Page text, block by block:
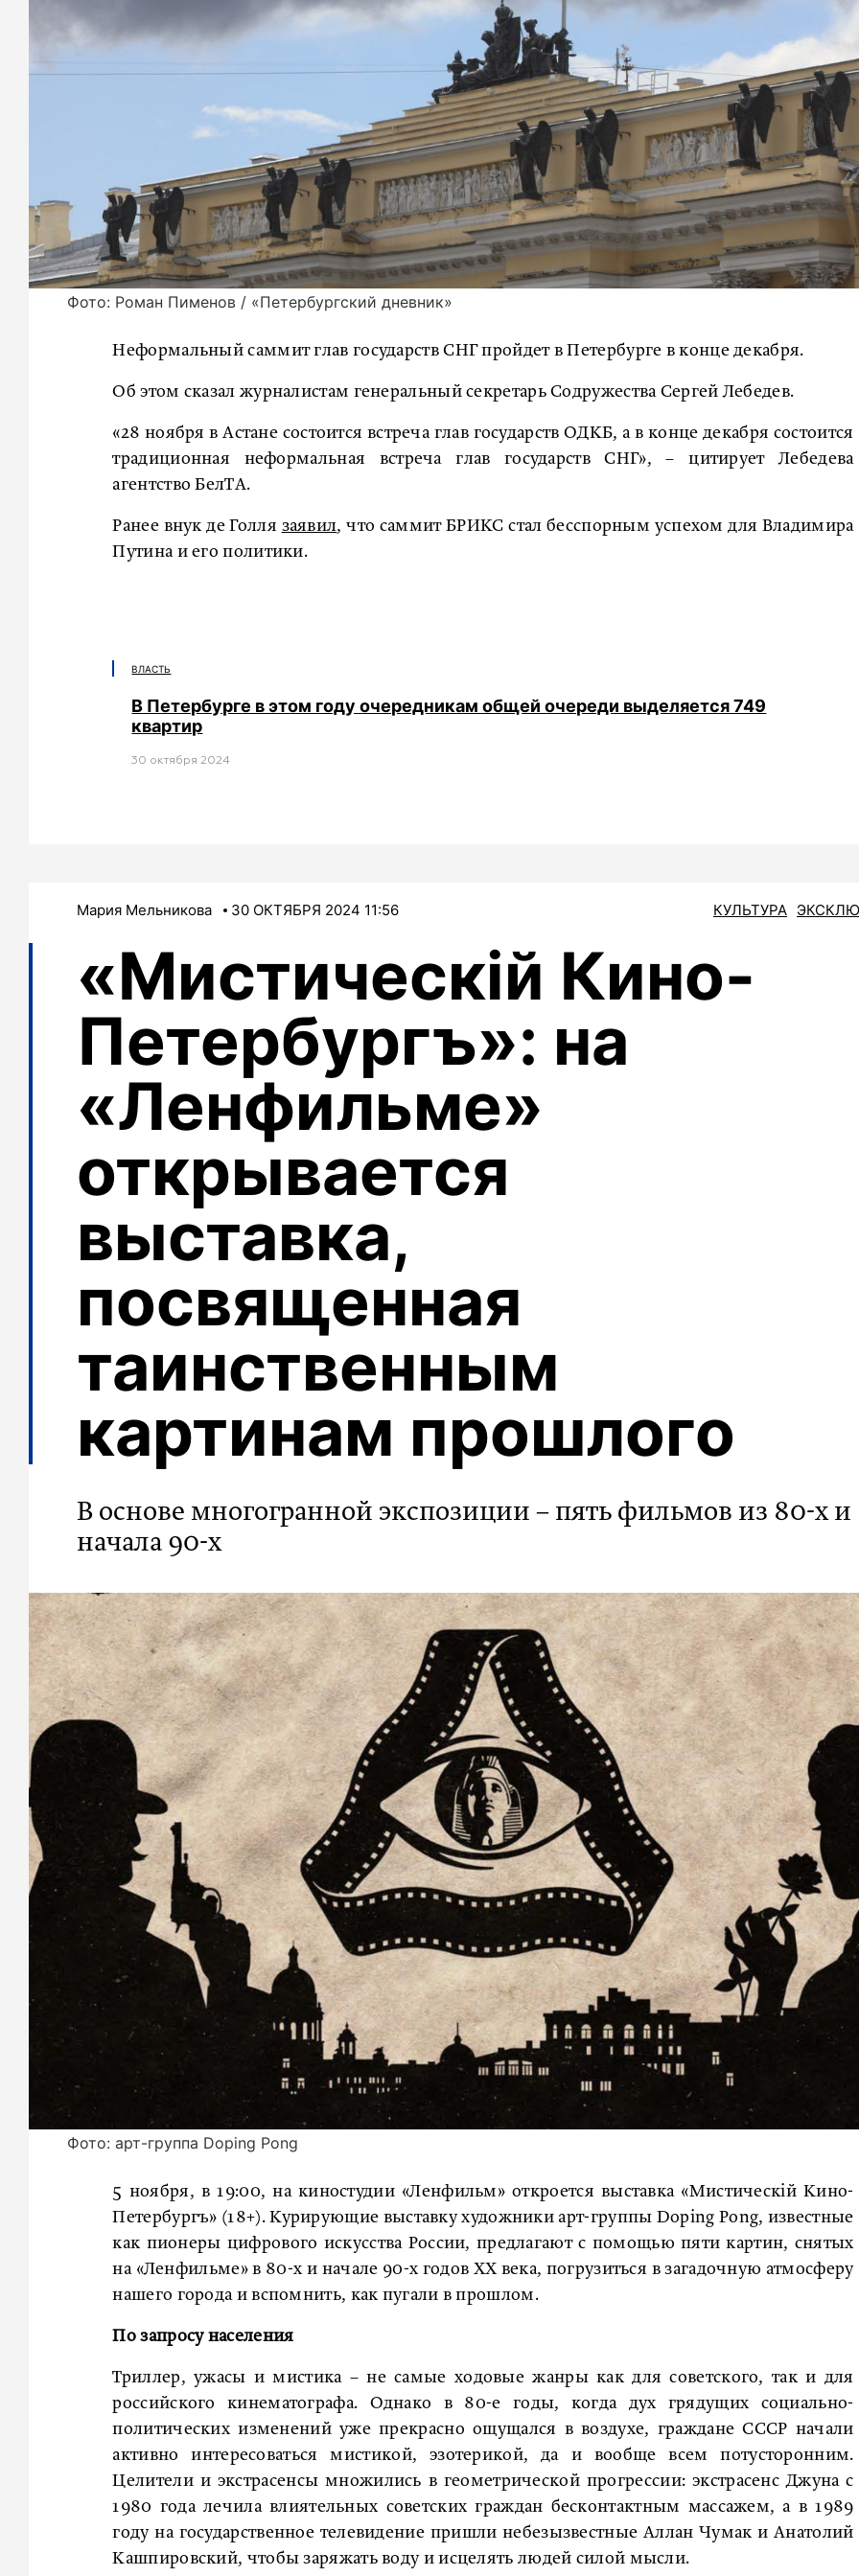
Фото: Роман Пименов / «Петербургский дневник»
Неформальный саммит глав государств СНГ пройдет в Петербурге в конце декабря.
Об этом сказал журналистам генеральный секретарь Содружества Сергей Лебедев.
«28 ноября в Астане состоится встреча глав государств ОДКБ, а в конце декабря состоится
традиционная неформальная встреча глав государств СНГ», – цитирует Лебедева
агентство БелТА.
Ранее внук де Голля заявил, что саммит БРИКС стал бесспорным успехом для Владимира
Путина и его политики.
ВЛАСТЬ
В Петербурге в этом году очередникам общей очереди выделяется 749
квартир
30 октября 2024
Мария Мельникова 30 ОКТЯБРЯ 2024 11:56 КУЛЬТУРА
«Мистическiй Кино-
Петербургъ»: на
«Ленфильме»
открывается
выставка,
посвященная
таинственным
картинам прошлого
В основе многогранной экспозиции – пять фильмов из 80-х и
начала 90-х
Фото: арт-группа Doping Pong
5 ноября, в 19:00, на киностудии «Ленфильм» откроется выставка «Мистическiй Кино-
Петербургъ» (18+). Курирующие выставку художники арт-группы Doping Pong, известные
как пионеры цифрового искусства России, предлагают с помощью пяти картин, снятых
на «Ленфильме» в 80-х и начале 90-х годов ХХ века, погрузиться в загадочную атмосферу
нашего города и вспомнить, как пугали в прошлом.
По запросу населения
Триллер, ужасы и мистика – не самые ходовые жанры как для советского, так и для
российского кинематографа. Однако в 80-е годы, когда дух грядущих социально-
политических изменений уже прекрасно ощущался в воздухе, граждане СССР начали
активно интересоваться мистикой, эзотерикой, да и вообще всем потусторонним.
Целители и экстрасенсы множились в геометрической прогрессии: экстрасенс Джуна с
1980 года лечила влиятельных советских граждан бесконтактным массажем, а в 1989
году на государственное телевидение пришли небезызвестные Аллан Чумак и Анатолий
Кашпировский, чтобы заряжать воду и исцелять людей силой мысли.